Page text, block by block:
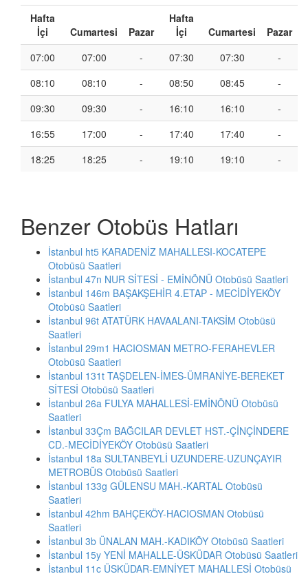
Hafta
İçi
Cumartesi Pazar
Hafta
İçi
Cumartesi
Pazar
07:00
07:00 - 07:30 07:30
-
08:10
08:10 - 08:50 08:45
-
09:30
09:30 - 16:10 16:10
-
16:55
17:00 - 17:40 17:40
-
18:25
18:25 - 19:10 19:10 -
Benzer Otobüs Hatları
İstanbul ht5 KARADENİZ MAHALLESI-KOCATEPE
Otobüsü Saatleri
İstanbul 47n NUR SİTESİ - EMİNÖNÜ Otobüsü Saatleri
İstanbul 146m BAŞAKŞEHİR 4.ETAP - MECİDİYEKÖY
Otobüsü Saatleri
İstanbul 96t ATATÜRK HAVAALANI-TAKSİM Otobüsü
Saatleri
İstanbul 29m1 HACIOSMAN METRO-FERAHEVLER
Otobüsü Saatleri
İstanbul 131t TAŞDELEN-İMES-ÜMRANİYE-BEREKET
SİTESİ Otobüsü Saatleri
İstanbul 26a FULYA MAHALLESİ-EMİNÖNÜ Otobüsü
Saatleri
İstanbul 33Çm BAĞCILAR DEVLET HST.-ÇİNÇİNDERE
CD.-MECİDİYEKÖY Otobüsü Saatleri
İstanbul 18a SULTANBEYLİ UZUNDERE-UZUNÇAYIR
METROBÜS Otobüsü Saatleri
İstanbul 133g GÜLENSU MAH.-KARTAL Otobüsü
Saatleri
İstanbul 42hm BAHÇEKÖY-HACIOSMAN Otobüsü
Saatleri
İstanbul 3b ÜNALAN MAH.-KADIKÖY Otobüsü Saatleri
İstanbul 15y YENİ MAHALLE-ÜSKÜDAR Otobüsü Saatleri
İstanbul 11c ÜSKÜDAR-EMNİYET MAHALLESİ Otobüsü